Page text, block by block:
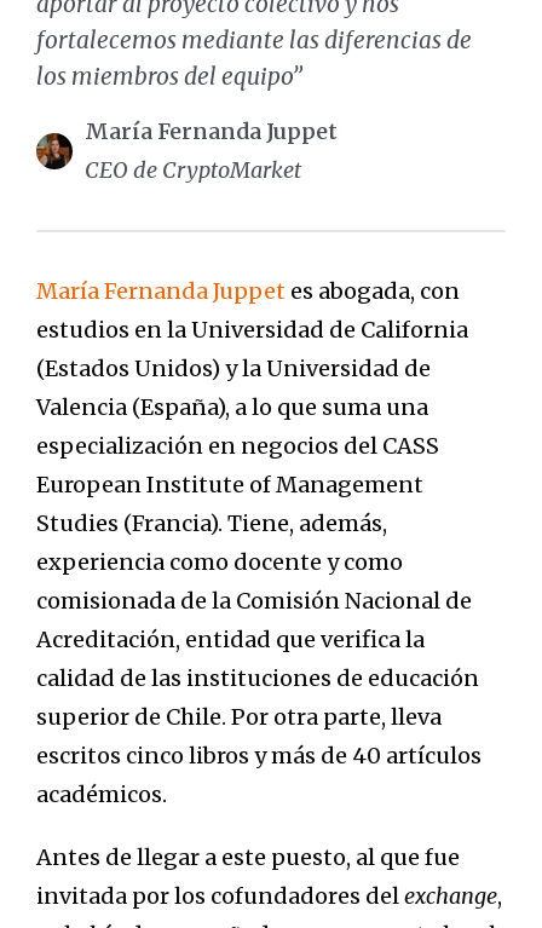
fortalecemos mediante las diferencias de
los miembros del equipo”
María Fernanda Juppet
CEO de CryptoMarket
María Fernanda Juppet es abogada, con
estudios en la Universidad de California
(Estados Unidos) y la Universidad de
Valencia (España), a lo que suma una
especialización en negocios del CASS
European Institute of Management
Studies (Francia). Tiene, además,
experiencia como docente y como
comisionada de la Comisión Nacional de
Acreditación, entidad que verifica la
calidad de las instituciones de educación
superior de Chile. Por otra parte, lleva
escritos cinco libros y más de 40 artículos
académicos.
Antes de llegar a este puesto, al que fue
invitada por los cofundadores del exchange,